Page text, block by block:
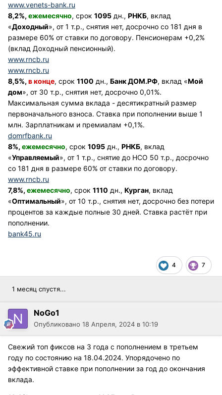
www.venets-bank.ru
8,2%, ежемесячно, срок 1095 дн., РНКБ, вклад
«Доходный», от 1 т.р., снятия нет, досрочно со 181 дня в
размере 60% от ставки по договору. Пенсионерам +0,2%
(вклад Доходный пенсионный).
www.rncb.ru
www.rncb.ru
8,5%, в конце, срок 1100 дн., Банк ДОМ.РФ, вклад «Мой
дом», от 30 т.р., снятия нет, досрочно 0,01%.
Максимальная сумма вклада - десятикратный размер
первоначального взноса. Ставка при пополнении выше 1
млн. Зарплатникам и премиалам +0,1%.
domrfbank.ru
8%, ежемесячно, срок 1095 дн., РНКБ, вклад
«Управляемый», от 1 т.р., снятие до НСО 50 т.р., досрочно
со 181 дня в размере 60% от ставки по договору.
www.rncb.ru
7,8%, ежемесячно, срок 1110 дн., Курган, вклад
«Оптимальный», от 10 т.р., снятия нет, досрочно без потери
процентов за каждые полные 30 дней. Ставка растёт при
пополнении.
bank45.ru
4 7
1 месяц спустя...
NoGo1
Опубликовано 18 Апреля, 2024 в 10:19
Свежий топ фиксов на 3 года с пополнением в третьем
году по состоянию на 18.04.2024. Упорядочено по
эффективной ставке при пополнении за год до окончания
вклада.